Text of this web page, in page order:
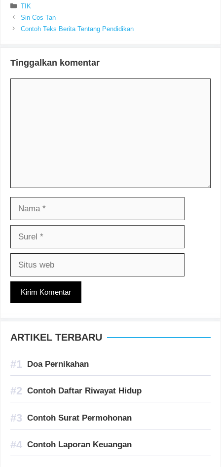
Kategori
TIK
Sin Cos Tan
Contoh Teks Berita Tentang Pendidikan
Tinggalkan komentar
ARTIKEL TERBARU
Doa Pernikahan
Contoh Daftar Riwayat Hidup
Contoh Surat Permohonan
Contoh Laporan Keuangan